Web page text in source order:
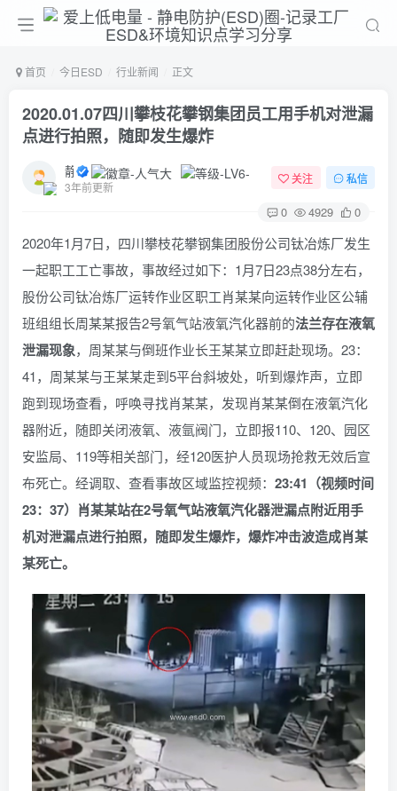
首页 今日ESD 行业新闻 正文
2020.01.07四川攀枝花攀钢集团员工用手机对泄漏
点进行拍照，随即发生爆炸
静电防护
3年前更新
关注 私信
0 4929 0
2020年1月7日，四川攀枝花攀钢集团股份公司钛冶炼厂发生
一起职工工亡事故，事故经过如下：1月7日23点38分左右，
股份公司钛冶炼厂运转作业区职工肖某某向运转作业区公辅
班组组长周某某报告2号氧气站液氧汽化器前的法兰存在液氧
泄漏现象，周某某与倒班作业长王某某立即赶赴现场。23：
41，周某某与王某某走到5平台斜坡处，听到爆炸声，立即
跑到现场查看，呼唤寻找肖某某，发现肖某某倒在液氧汽化
器附近，随即关闭液氧、液氩阀门，立即报110、120、园区
安监局、119等相关部门，经120医护人员现场抢救无效后宣
布死亡。经调取、查看事故区域监控视频： 23:41（视频时间
23：37）肖某某站在2号氧气站液氧汽化器泄漏点附近用手
机对泄漏点进行拍照，随即发生爆炸，爆炸冲击波造成肖某
某死亡。